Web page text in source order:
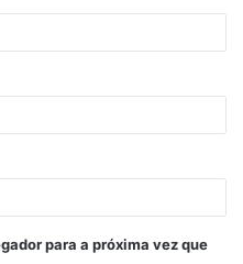
para a próxima vez que